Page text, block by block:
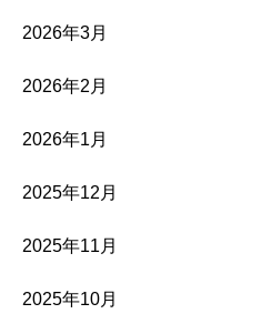
2026年3月
2026年2月
2026年1月
2025年12月
2025年11月
2025年10月